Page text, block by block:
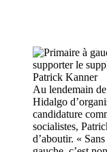
Au lendemain
Hidalgo
candidature
socialistes,
d’aboutir. «